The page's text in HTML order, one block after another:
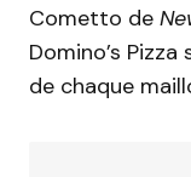
Cometto de
Domino’s
de chaque